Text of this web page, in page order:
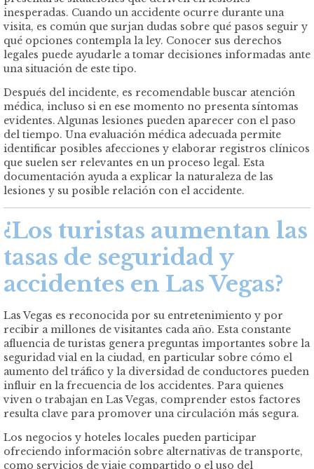
inesperadas. Cuando un accidente ocurre durante una
visita, es común que surjan dudas sobre qué pasos seguir y
qué opciones contempla la ley. Conocer sus derechos
legales puede ayudarle a tomar decisiones informadas ante
una situación de este tipo.
Después del incidente, es recomendable buscar atención
médica, incluso si en ese momento no presenta síntomas
evidentes. Algunas lesiones pueden aparecer con el paso
del tiempo. Una evaluación médica adecuada permite
identificar posibles afecciones y elaborar registros clínicos
que suelen ser relevantes en un proceso legal. Esta
documentación ayuda a explicar la naturaleza de las
lesiones y su posible relación con el accidente.
¿Los turistas aumentan las
tasas de seguridad y
accidentes en Las Vegas?
Las Vegas es reconocida por su entretenimiento y por
recibir a millones de visitantes cada año. Esta constante
afluencia de turistas genera preguntas importantes sobre la
seguridad vial en la ciudad, en particular sobre cómo el
aumento del tráfico y la diversidad de conductores pueden
influir en la frecuencia de los accidentes. Para quienes
viven o trabajan en Las Vegas, comprender estos factores
resulta clave para promover una circulación más segura.
Los negocios y hoteles locales pueden participar
ofreciendo información sobre alternativas de transporte,
como servicios de viaje compartido o el uso del